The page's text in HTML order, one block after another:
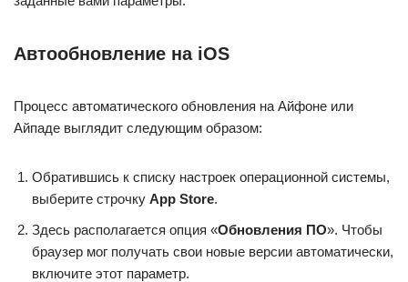
Автообновление на iOS
Процесс автоматического обновления на Айфоне или
Айпаде выглядит следующим образом:
Обратившись к списку настроек операционной системы,
выберите строчку App Store.
Здесь располагается опция «Обновления ПО». Чтобы
браузер мог получать свои новые версии автоматически,
включите этот параметр.